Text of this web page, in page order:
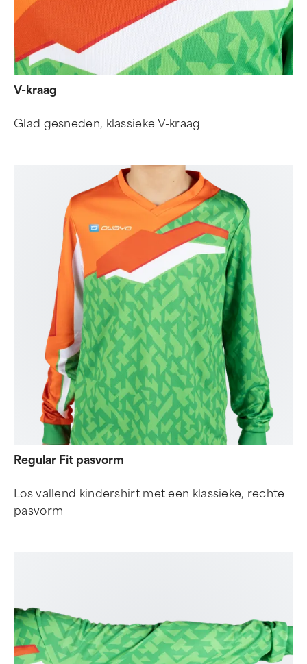
V-kraag
Glad gesneden, klassieke V-kraag
Regular Fit pasvorm
Los vallend kindershirt met een klassieke, rechte
pasvorm